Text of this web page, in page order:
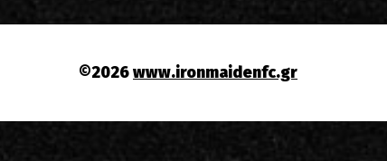
©2026www.ironmaidenfc.gr